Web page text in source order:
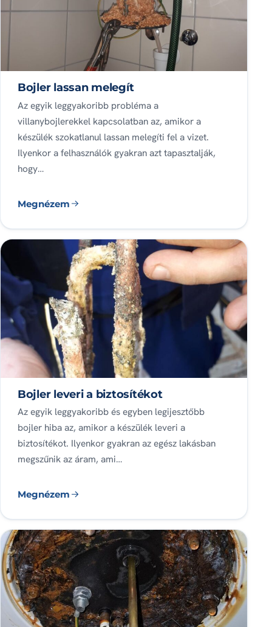
Bojler lassan melegít
Az egyik leggyakoribb probléma a
villanybojlerekkel kapcsolatban az, amikor a
készülék szokatlanul lassan melegíti fel a vizet.
Ilyenkor a felhasználók gyakran azt tapasztalják,
hogy…
Megnézem
Bojler leveri a biztosítékot
Az egyik leggyakoribb és egyben legijesztőbb
bojler hiba az, amikor a készülék leveri a
biztosítékot. Ilyenkor gyakran az egész lakásban
megszűnik az áram, ami…
Megnézem